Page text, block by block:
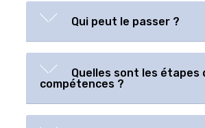
Qui peut le passer ?
Quelles sont les étapes
compétences ?